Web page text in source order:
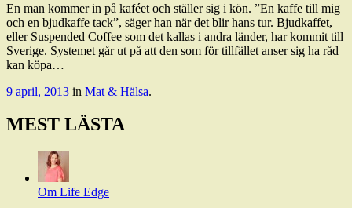
En man kommer in på kaféet och ställer sig i kön. ”En kaffe till mig
och en bjudkaffe tack”, säger han när det blir hans tur. Bjudkaffet,
eller Suspended Coffee som det kallas i andra länder, har kommit till
Sverige. Systemet går ut på att den som för tillfället anser sig ha råd
kan köpa…
9 april, 2013 in Mat & Hälsa.
MEST LÄSTA
Om Life Edge